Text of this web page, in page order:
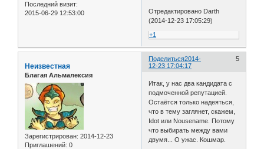
Последний визит:
2015-06-29 12:53:00
Отредактировано Darth
(2014-12-23 17:05:29)
+1
Поделиться 5
2014-
12-23 17:04:17
Неизвестная
Благая Альмалексия
Зарегистрирован: 2014-12-23
Приглашений: 0
Итак, у нас два кандидата с
подмоченной репутацией.
Остаётся только надеяться,
что в тему заглянет, скажем,
Idot или Nousename. Потому
что выбирать между вами
двумя... О ужас. Кошмар.